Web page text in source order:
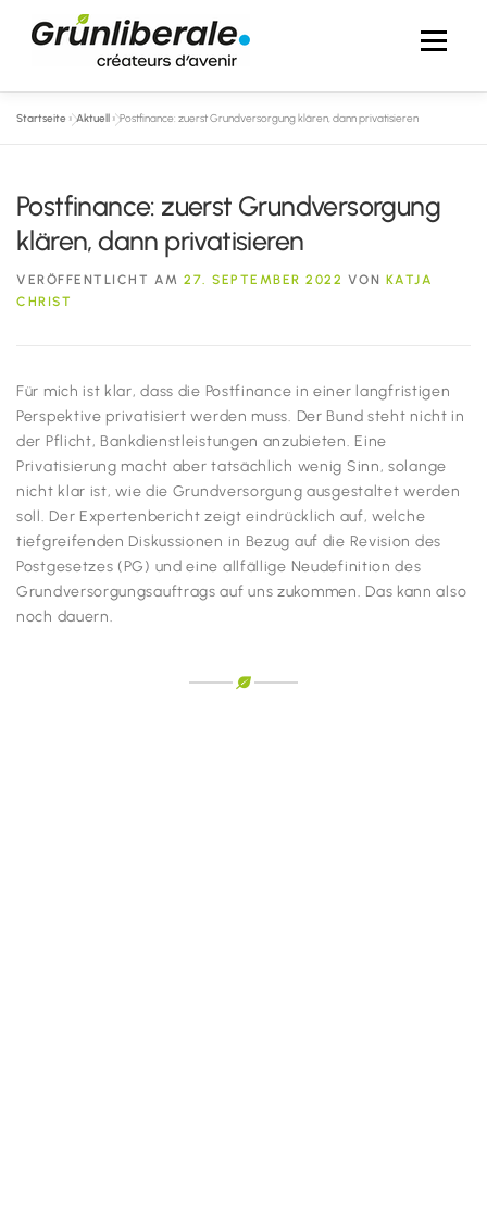
Inhalt
Menü
AKTUELL
IN DEN MEDIEN FOTOS KONTAKT
Startseite »Aktuell »Postfinance: zuerst Grundversorgung klären, dann privatisieren
Postfinance: zuerst Grundversorgung
klären, dann privatisieren
VERÖFFENTLICHT AM 27. SEPTEMBER 2022 VON KATJA
CHRIST
Für mich ist klar, dass die Postfinance in einer langfristigen
Perspektive privatisiert werden muss. Der Bund steht nicht in
der Pflicht, Bankdienstleistungen anzubieten. Eine
Privatisierung macht aber tatsächlich wenig Sinn, solange
nicht klar ist, wie die Grundversorgung ausgestaltet werden
soll. Der Expertenbericht zeigt eindrücklich auf, welche
tiefgreifenden Diskussionen in Bezug auf die Revision des
Postgesetzes (PG) und eine allfällige Neudefinition des
Grundversorgungsauftrags auf uns zukommen. Das kann also
noch dauern.